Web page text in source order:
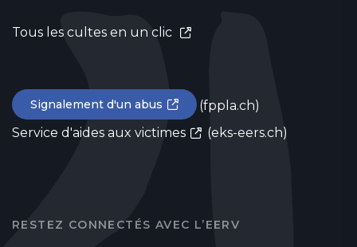
Tous les cultes en un clic
Signalement d'un abus
(fppla.ch)
Service d'aides aux victimes
(eks-eers.ch)
RESTEZ CONNECTÉS AVEC L’EERV